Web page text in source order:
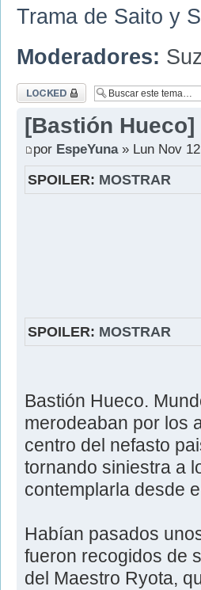
Trama de Saito y
Moderadores:
Tema cerrado
[Bastión
por EspeYuna» Lun Nov
SPOILER: MOSTRAR
SPOILER: MOSTRAR
Bastión Hueco.
merodeaban por los
centro del nefasto
tornando siniestra a
contemplarla desde
Habían pasados
fueron recogidos de
del Maestro Ryota,